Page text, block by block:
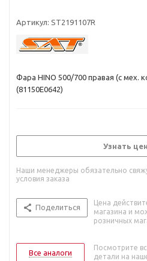
Артикул: ST2191107R
Фара HINO 500/700 правая (с мех.
(81150E0642)
Узнать
Наши менеджеры обязательно
условия заказа
Поделиться
Цена
магазина и
розничных
Все аналоги
Посмотрите
детали на